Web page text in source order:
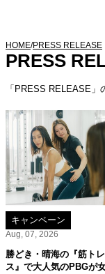
HOME/PRESS RELEASE
PRESS
「PRESS RELEASE」
キャンペーン
Aug, 07, 2026
勝どき・晴海の『筋ト
ス』で大人気のPBGが